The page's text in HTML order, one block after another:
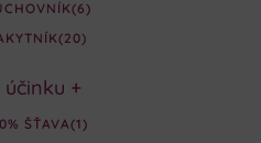
(6)
(20)
+
ŠŤAVA(1)